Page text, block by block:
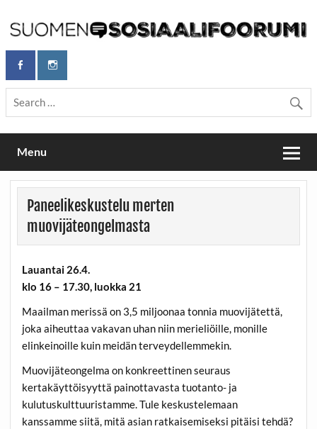
content
Maailmanparannuspäivät / Suomen
Sosiaalifoorumi
Maailmanparannuspäivät Lapinlahden Lähteellä, Helsingissä
26.–27.9.2026
Menu
Paneelikeskustelu merten
muovijäteongelmasta
Lauantai 26.4.
klo 16 – 17.30, luokka 21
Maailman merissä on 3,5 miljoonaa tonnia muovijätettä,
joka aiheuttaa vakavan uhan niin merieliöille, monille
elinkeinoille kuin meidän terveydellemmekin.
Muovijäteongelma on konkreettinen seuraus
kertakäyttöisyyttä painottavasta tuotanto- ja
kulutuskulttuuristamme. Tule keskustelemaan
kanssamme siitä, mitä asian ratkaisemiseksi pitäisi tehdä?